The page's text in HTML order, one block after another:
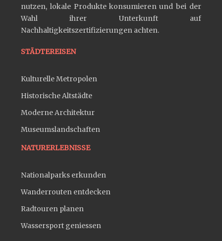
nutzen, lokale Produkte konsumieren und bei der
Wahl ihrer Unterkunft auf
Nachhaltigkeitszertifizierungen achten.
STÄDTEREISEN
Kulturelle Metropolen
Historische Altstädte
Moderne Architektur
Museumslandschaften
NATURERLEBNISSE
Nationalparks erkunden
Wanderrouten entdecken
Radtouren planen
Wassersport geniessen